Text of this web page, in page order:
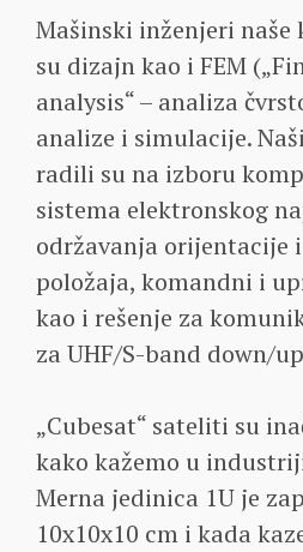
Mašinski inženjeri
su dizajn kao i FEM
analysis“ – analiza
analize i simulacije.
radili su na izboru
sistema elektronskog
održavanja orijentacije
položaja, komandni i
kao i rešenje za
za UHF/S-band down/
„Cubesat“ sateliti su
kako kažemo u
Merna jedinica 1U je
10x10x10 cm i kada